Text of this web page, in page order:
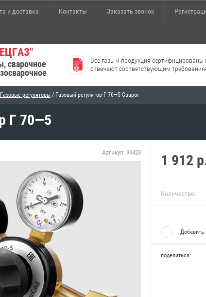
и доставка Контакты Заказать звонок
сварочное
Все газы и продукция сертифицированы
отвечают соответствующим
Газовые регуляторы / Газовый регулятор Г 70—5 Сварог
Г 70—5
Артикул: 99428 1 912
Количество:
Добавить
поделиться: